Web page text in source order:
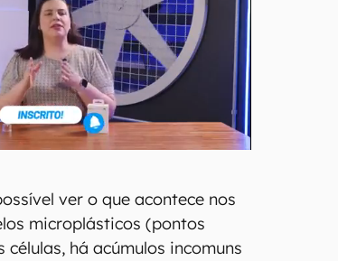
ver o que acontece nos
microplásticos (pontos
células, há acúmulos incomuns